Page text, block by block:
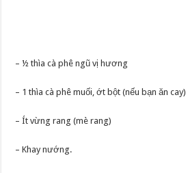
– ½ thìa cà phê ngũ vị hương
– 1 thìa cà phê muối, ớt bột (nếu bạn ăn cay)
– Ít vừng rang (mè rang)
– Khay nướng.